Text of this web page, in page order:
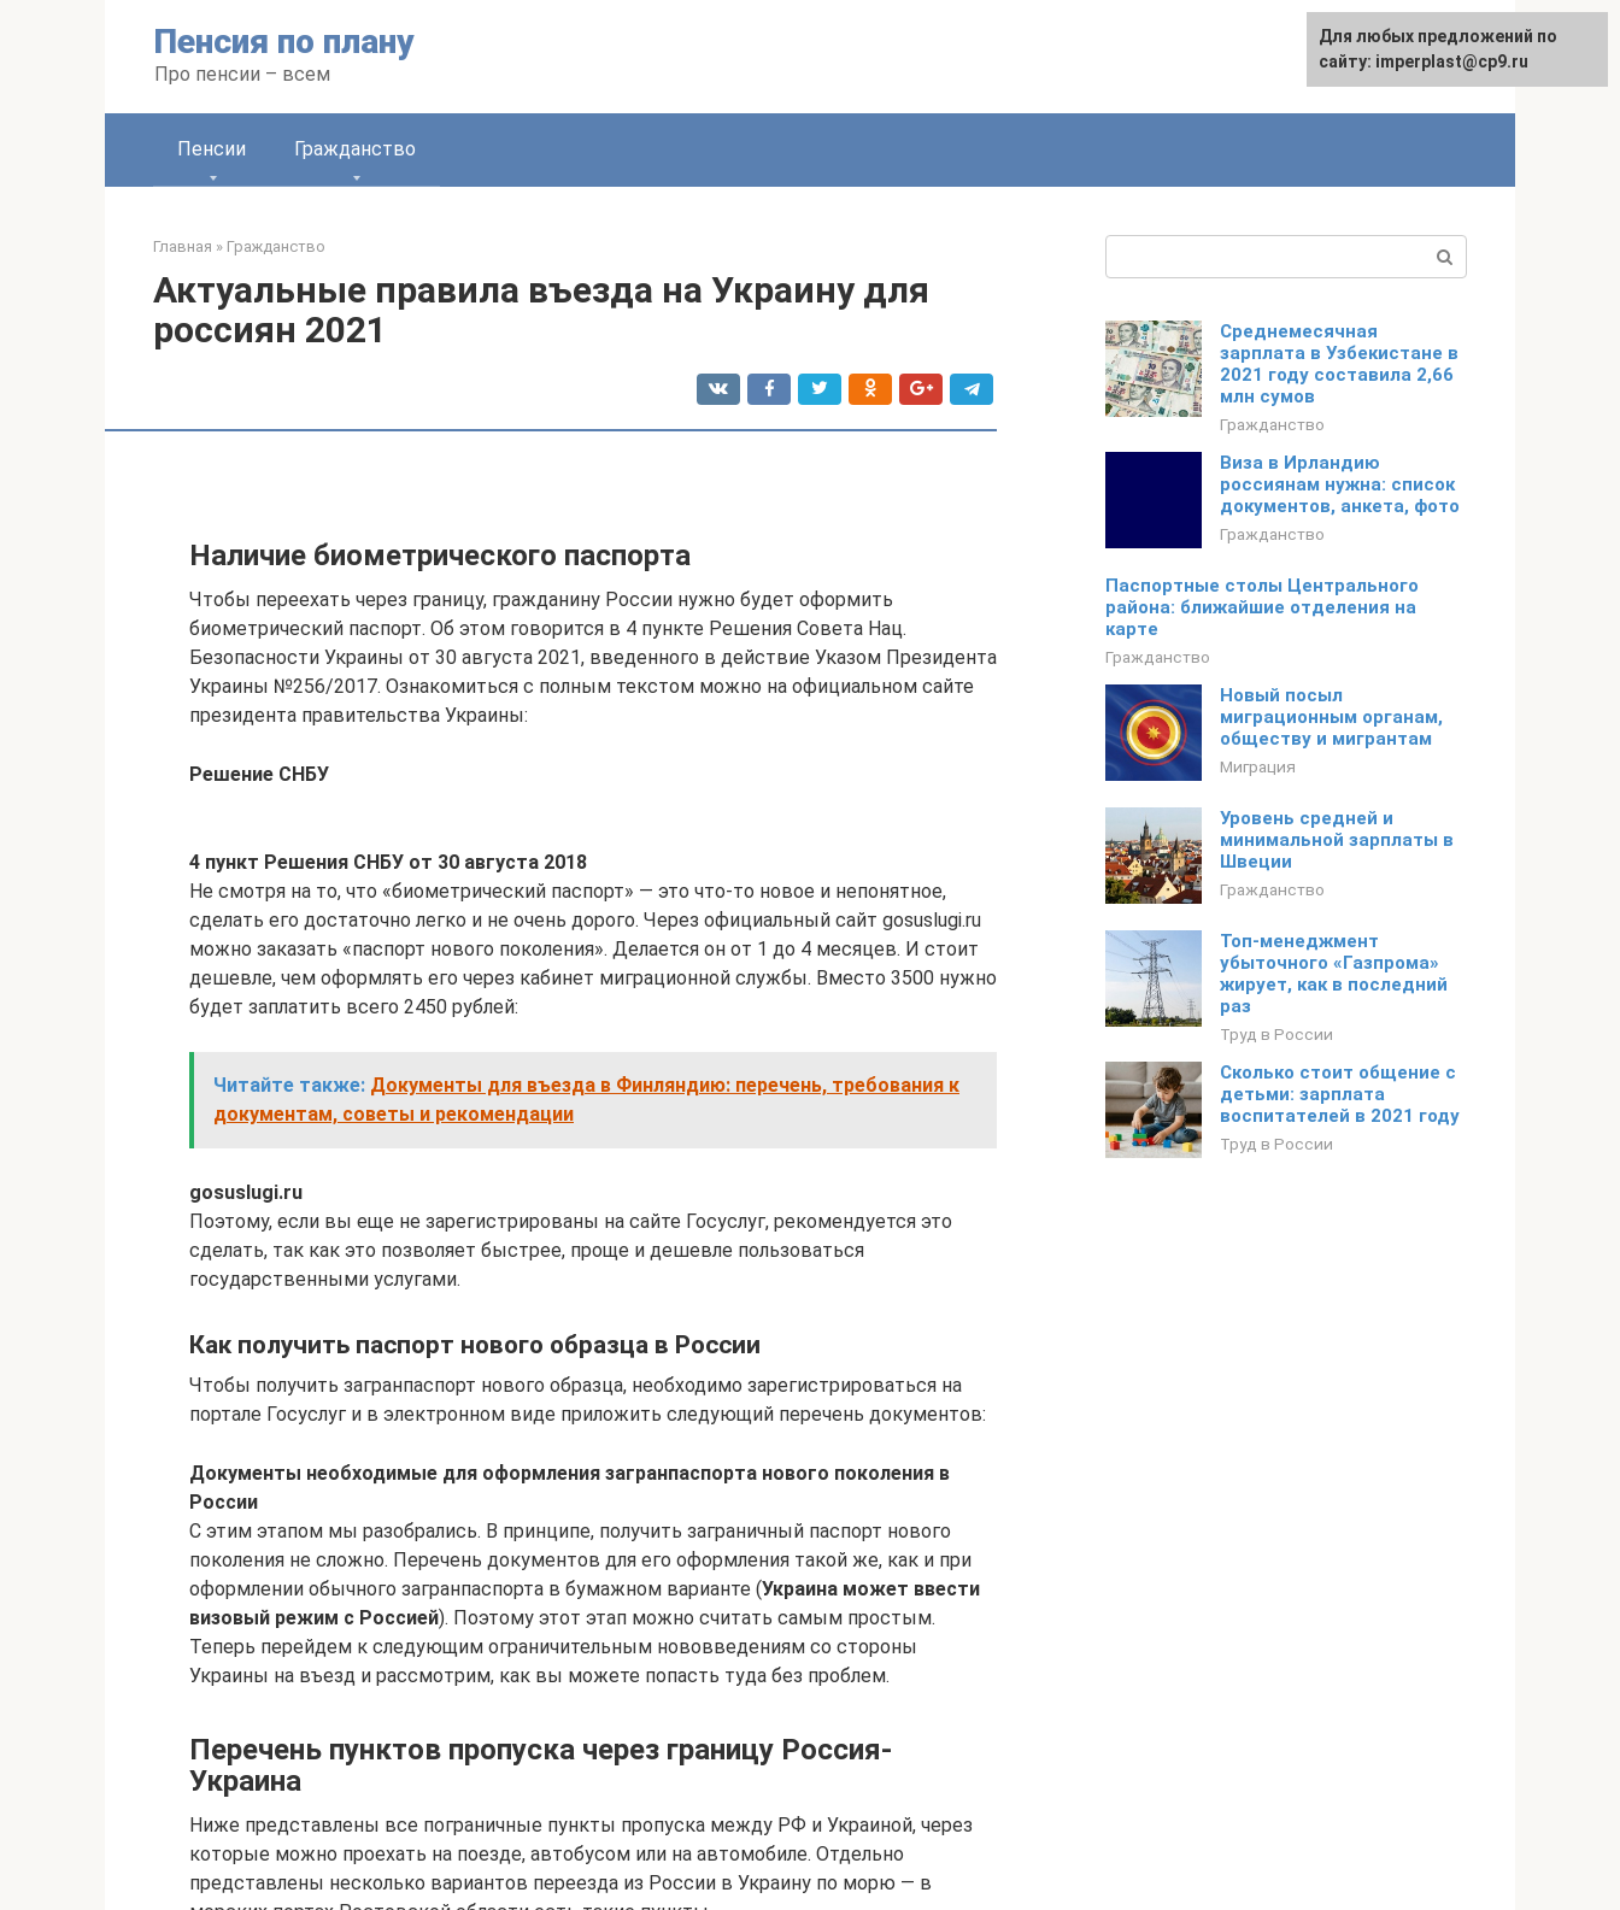
Пенсия по плану
Про пенсии – всем
Пенсии Гражданство
Главная » Гражданство
Актуальные правила въезда на Украину для
россиян 2021
Наличие биометрического паспорта
Чтобы переехать через границу, гражданину России нужно будет оформить
биометрический паспорт. Об этом говорится в 4 пункте Решения Совета Нац.
Безопасности Украины от 30 августа 2021, введенного в действие Указом Президента
Украины №256/2017. Ознакомиться с полным текстом можно на официальном сайте
президента правительства Украины:
Решение СНБУ
4 пункт Решения СНБУ от 30 августа 2018
Не смотря на то, что «биометрический паспорт» — это что-то новое и непонятное,
сделать его достаточно легко и не очень дорого. Через официальный сайт gosuslugi.ru
можно заказать «паспорт нового поколения». Делается он от 1 до 4 месяцев. И стоит
дешевле, чем оформлять его через кабинет миграционной службы. Вместо 3500 нужно
будет заплатить всего 2450 рублей:
Читайте также: Документы для въезда в Финляндию: перечень, требования к
документам, советы и рекомендации
gosuslugi.ru
Поэтому, если вы еще не зарегистрированы на сайте Госуслуг, рекомендуется это
сделать, так как это позволяет быстрее, проще и дешевле пользоваться
государственными услугами.
Как получить паспорт нового образца в России
Чтобы получить загранпаспорт нового образца, необходимо зарегистрироваться на
портале Госуслуг и в электронном виде приложить следующий перечень документов:
Документы необходимые для оформления загранпаспорта нового поколения в
России
С этим этапом мы разобрались. В принципе, получить заграничный паспорт нового
поколения не сложно. Перечень документов для его оформления такой же, как и при
оформлении обычного загранпаспорта в бумажном варианте (Украина может ввести
визовый режим с Россией). Поэтому этот этап можно считать самым простым.
Теперь перейдем к следующим ограничительным нововведениям со стороны
Украины на въезд и рассмотрим, как вы можете попасть туда без проблем.
Перечень пунктов пропуска через границу Россия-
Украина
Ниже представлены все пограничные пункты пропуска между РФ и Украиной, через
которые можно проехать на поезде, автобусом или на автомобиле. Отдельно
представлены несколько вариантов переезда из России в Украину по морю — в
Среднемесячная
зарплата в Узбекистане в
2021 году составила 2,66
млн сумов
Гражданство
Виза в Ирландию
россиянам нужна: список
документов, анкета, фото
Гражданство
Паспортные столы Центрального
района: ближайшие отделения на
карте
Гражданство
Новый посыл
миграционным органам,
обществу и мигрантам
Миграция
Уровень средней и
минимальной зарплаты в
Швеции
Гражданство
Топ-менеджмент
убыточного «Газпрома»
жирует, как в последний
раз
Труд в России
Сколько стоит общение с
детьми: зарплата
воспитателей в 2021 году
Труд в России
Для любых предложений по
сайту: imperplast@cp9.ru